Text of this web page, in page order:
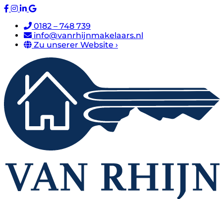
0182 – 748 739
info@vanrhijnmakelaars.nl
Zu unserer Website ›